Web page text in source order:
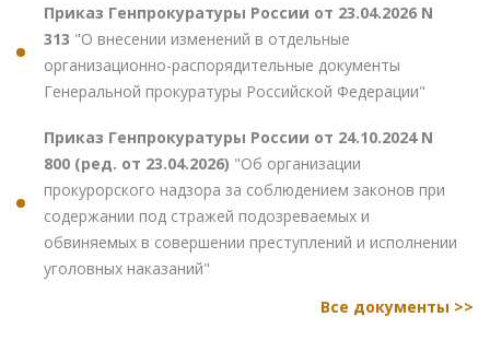
Приказ Генпрокуратуры России от 23.04.2026 N
313 "О внесении изменений в отдельные
организационно-распорядительные документы
Генеральной прокуратуры Российской Федерации"
Приказ Генпрокуратуры России от 24.10.2024 N
800 (ред. от 23.04.2026) "Об организации
прокурорского надзора за соблюдением законов при
содержании под стражей подозреваемых и
обвиняемых в совершении преступлений и исполнении
уголовных наказаний"
Все документы >>